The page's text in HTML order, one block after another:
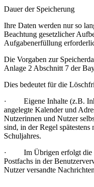
Dauer der Speicherung
Ihre Daten werden nur so
Beachtung gesetzlicher
Aufgabenerfüllung
Die Vorgaben zur
Anlage 2 Abschnitt 7 der
Dies bedeutet für die
· Eigene Inhalte (z.B.
angelegte Kalender und
Nutzerinnen und Nutzer
sind, in der Regel
Schuljahres.
· Im Übrigen erfolgt die
Postfachs in der
Nutzer versandte